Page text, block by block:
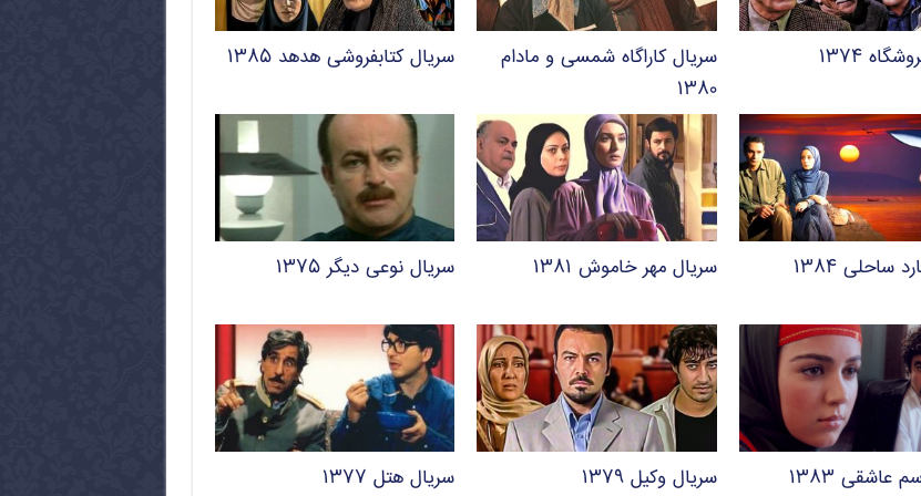
۱۳۷۴
سریال کاراگاه شمسی و مادام
۱۳۸۰
سریال کتابفروشی هدهد ۱۳۸۵
ساحلی ۱۳۸۴ سریال مهر خاموش ۱۳۸۱ سریال نوعی دیگر ۱۳۷۵
عاشقی ۱۳۸۳ سریال وکیل ۱۳۷۹ سریال هتل ۱۳۷۷